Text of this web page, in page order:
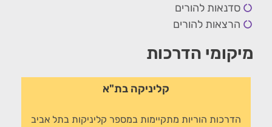
סדנאות להורים
הרצאות להורים
מיקומי הדרכות
קליניקה בת"א
הדרכות הוריות מתקיימות במספר קליניקות בתל אביב